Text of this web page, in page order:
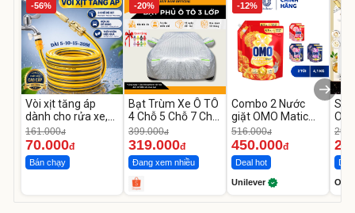
-56%
Vòi xịt tăng áp
dành cho rửa xe,
tưới cây
161.000đ
70.000đ
Bán chạy
-20%
Bạt Trùm Xe Ô TÔ
4 Chỗ 5 Chỗ 7 Chỗ,
Bán Tải
399.000đ
319.000đ
Đang xem nhiều
-12%
Combo 2 Nước
giặt OMO Matic
Hương Nước Hoa
Comfort 4.1KG
516.000đ
450.000đ
Deal hot
Unilever Olay